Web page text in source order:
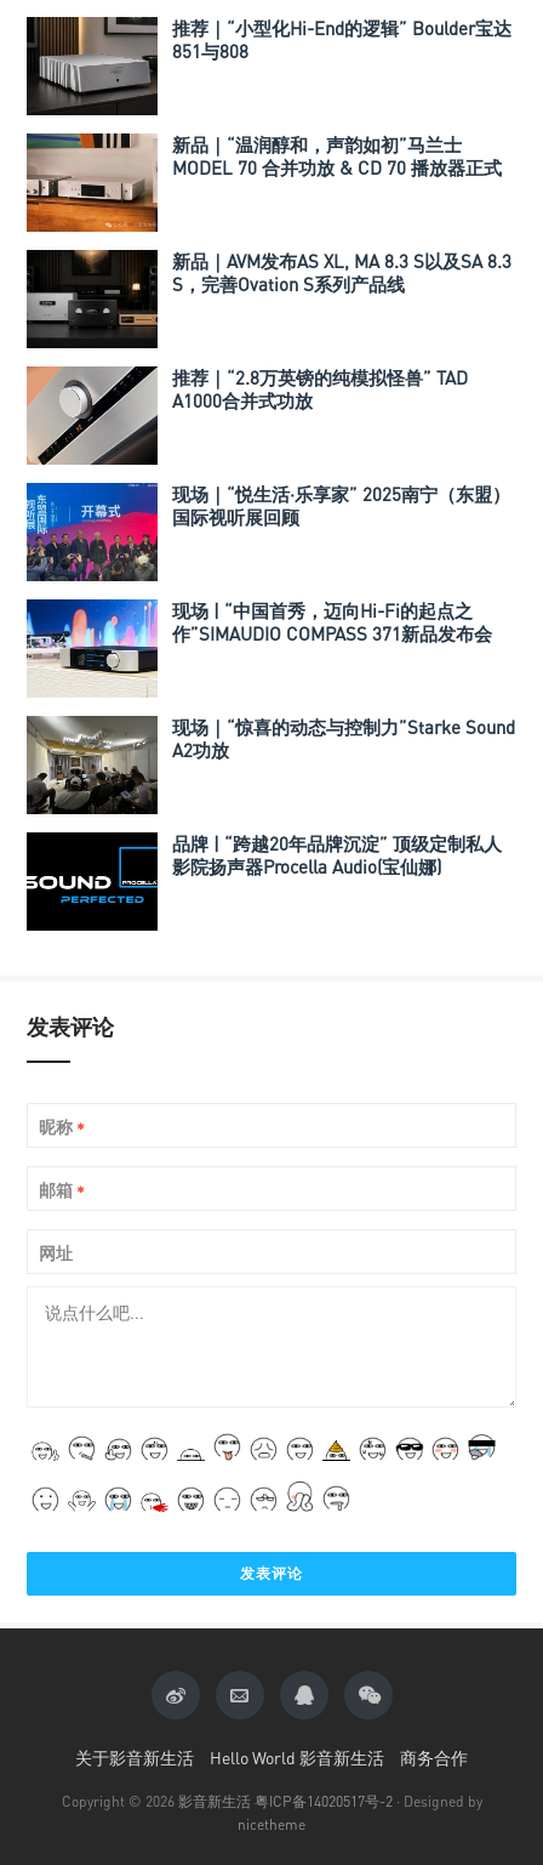
推荐｜“小型化Hi-End的逻辑” Boulder宝达
851与808
新品｜“温润醇和，声韵如初”马兰士
MODEL 70 合并功放 & CD 70 播放器正式
新品｜AVM发布AS XL, MA 8.3 S以及SA 8.3
S，完善Ovation S系列产品线
推荐｜“2.8万英镑的纯模拟怪兽” TAD
A1000合并式功放
现场｜“悦生活·乐享家” 2025南宁（东盟）
国际视听展回顾
现场 | “中国首秀，迈向Hi-Fi的起点之
作”SIMAUDIO COMPASS 371新品发布会
现场｜“惊喜的动态与控制力”Starke Sound
A2功放
品牌 | “跨越20年品牌沉淀” 顶级定制私人
影院扬声器Procella Audio(宝仙娜)
发表评论
昵称 *
邮箱 *
网址
关于影音新生活 Hello World 影音新生活 商务合作
Copyright © 2026 影音新生活 粤ICP备14020517号-2 · Designed by
nicetheme